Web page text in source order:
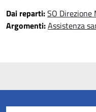
Dai reparti:SO Direzione
Argomenti:Assistenza